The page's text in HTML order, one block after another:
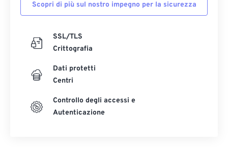
Scopri di più sul nostro impegno per la sicurezza
SSL/TLS
Crittografia
Dati protetti
Centri
Controllo degli accessi e
Autenticazione